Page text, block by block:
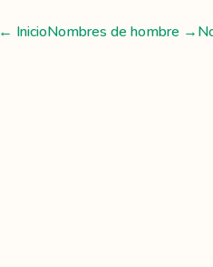
← InicioNombres de hombre →